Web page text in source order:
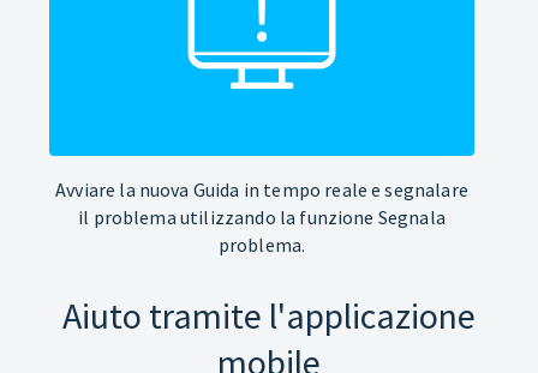
Avviare la nuova Guida in tempo reale e segnalare
il problema utilizzando la funzione Segnala
problema.
Aiuto tramite l'applicazione
mobile